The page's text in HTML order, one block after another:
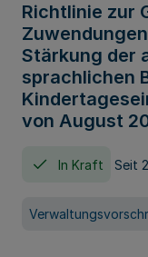
Richtlinie zur
Stärkung der
sprachlichen
von August
In Kraft Seit